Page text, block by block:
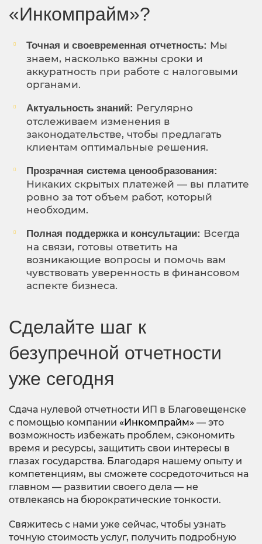
«Инкомпрайм»?
Точная и своевременная отчетность: Мы
знаем, насколько важны сроки и
аккуратность при работе с налоговыми
органами.
Актуальность знаний: Регулярно
отслеживаем изменения в
законодательстве, чтобы предлагать
клиентам оптимальные решения.
Прозрачная система ценообразования:
Никаких скрытых платежей — вы платите
ровно за тот объем работ, который
необходим.
Полная поддержка и консультации: Всегда
на связи, готовы ответить на
возникающие вопросы и помочь вам
чувствовать уверенность в финансовом
аспекте бизнеса.
Сделайте шаг к
безупречной отчетности
уже сегодня
Сдача нулевой отчетности ИП в Благовещенске
с помощью компании «Инкомпрайм» — это
возможность избежать проблем, сэкономить
время и ресурсы, защитить свои интересы в
глазах государства. Благодаря нашему опыту и
компетенциям, вы сможете сосредоточиться на
главном — развитии своего дела — не
отвлекаясь на бюрократические тонкости.
Свяжитесь с нами уже сейчас, чтобы узнать
точную стоимость услуг, получить подробную